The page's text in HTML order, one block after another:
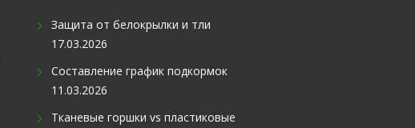
Защита от белокрылки и тли
17.03.2026
Составление график подкормок
11.03.2026
Тканевые горшки vs пластиковые